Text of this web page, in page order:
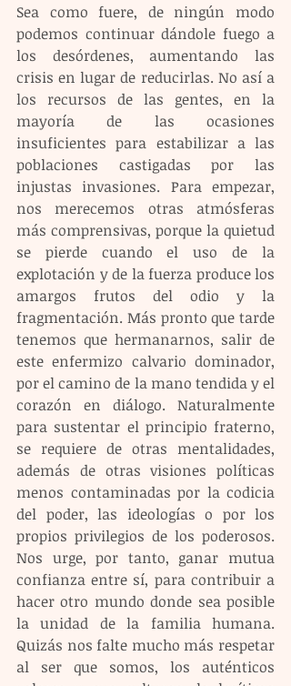
Sea como fuere, de ningún modo
podemos continuar dándole fuego a
los desórdenes, aumentando las
crisis en lugar de reducirlas. No así a
los recursos de las gentes, en la
mayoría de las ocasiones
insuficientes para estabilizar a las
poblaciones castigadas por las
injustas invasiones. Para empezar,
nos merecemos otras atmósferas
más comprensivas, porque la quietud
se pierde cuando el uso de la
explotación y de la fuerza produce los
amargos frutos del odio y la
fragmentación. Más pronto que tarde
tenemos que hermanarnos, salir de
este enfermizo calvario dominador,
por el camino de la mano tendida y el
corazón en diálogo. Naturalmente
para sustentar el principio fraterno,
se requiere de otras mentalidades,
además de otras visiones políticas
menos contaminadas por la codicia
del poder, las ideologías o por los
propios privilegios de los poderosos.
Nos urge, por tanto, ganar mutua
confianza entre sí, para contribuir a
hacer otro mundo donde sea posible
la unidad de la familia humana.
Quizás nos falte mucho más respetar
al ser que somos, los auténticos